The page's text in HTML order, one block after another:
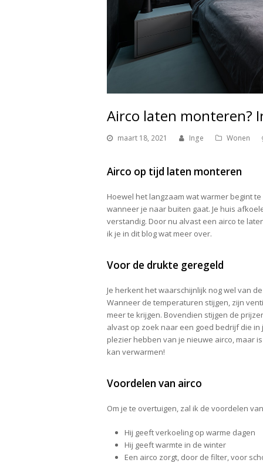
Airco laten monteren?
maart 18, 2021 Inge Wonen
Airco op tijd laten monteren
Hoewel het langzaam wat warmer begint
wanneer je naar buiten gaat. Je huis
verstandig. Door nu alvast een airco te
ik je in dit blog wat meer over.
Voor de drukte geregeld
Je herkent het waarschijnlijk nog wel van
Wanneer de temperaturen stijgen, zijn
meer te krijgen. Bovendien stijgen de
alvast op zoek naar een goed bedrijf die
plezier hebben van je nieuwe airco, maar
kan verwarmen!
Voordelen van airco
Om je te overtuigen, zal ik de voordelen
Hij geeft verkoeling op warme dagen
Hij geeft warmte in de winter
Een airco zorgt, door de filter, voor